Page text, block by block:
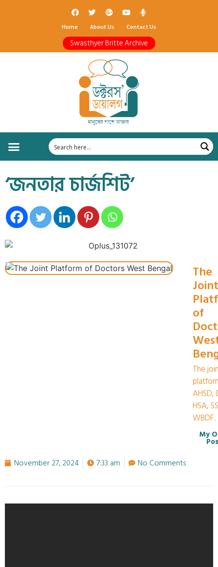
Home About Us Contact Us
Swasthyer Britte Archive
‘জনতার চার্জশিট’
The
Joint
of
The
AHSD,
HSA,
WBDF.
My
November 27, 2024 7:33 am No Comments